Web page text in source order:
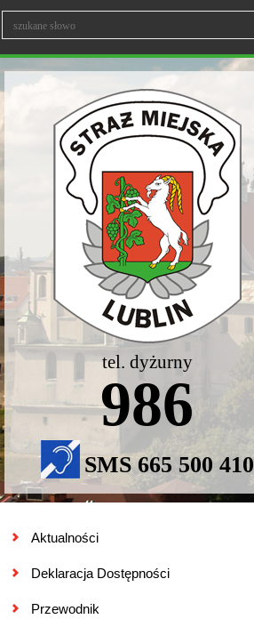
tel. dyżurny
986
SMS 665 500 410
Aktualności
Deklaracja Dostępności
Przewodnik